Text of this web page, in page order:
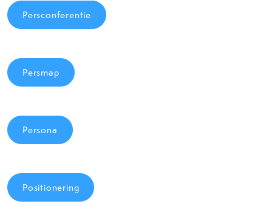
Persconferentie
Persmap
Persona
Positionering